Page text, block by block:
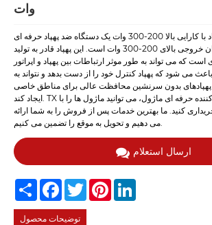
وات
این ماژول پارازیت پهپاد با کارایی بالا 200-300 وات یک دستگاه ضد پهپاد حرفه ای
است که دارای توان خروجی بالای 200-300 وات است. این پهپاد قادر به تولید
که می تواند به طور موثر ارتباطات بین پهپاد و اپراتور
می شود که پهپاد کنترل خود را از دست بدهد و نتواند به
پهپادهای بدون سرنشین محافظت عالی برای مناطق خاصی
ایجاد کند. TX به عنوان یک تولید کننده حرفه ای ماژول، می توانید ماژول ها را با
کنید. ما بهترین خدمات پس از فروش را به شما ارائه
ارسال استعلام
Share FacebookTwitterPinterest
توضیحات محصول